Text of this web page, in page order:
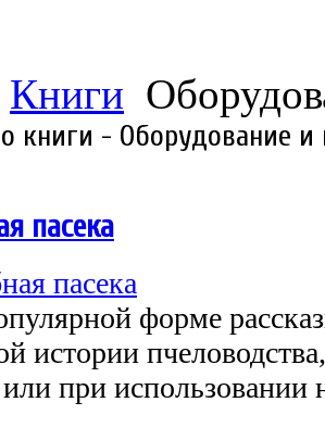
Книги
книги - Оборудование и
пасека
форме
истории
при